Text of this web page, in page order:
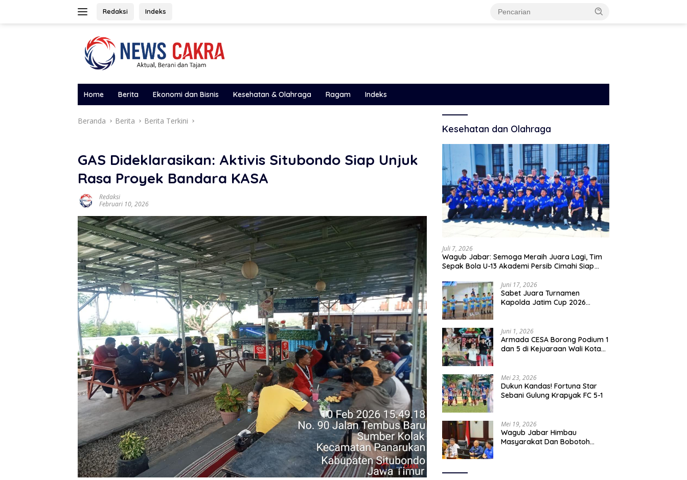
Redaksi Indeks
Home Berita Ekonomi dan Bisnis Kesehatan & Olahraga Ragam Indeks
Beranda Berita Berita Terkini
GAS Dideklarasikan: Aktivis Situbondo Siap Unjuk
Rasa Proyek Bandara KASA
Redaksi
Februari 10, 2026
Kesehatan dan Olahraga
Juli 7, 2026
Wagub Jabar: Semoga Meraih Juara Lagi, Tim
Sepak Bola U-13 Akademi Persib Cimahi Siap
Juni 17, 2026
Sabet Juara Turnamen
Kapolda Jatim Cup 2026
Membanggakan
Juni 1, 2026
Armada CESA Borong Podium 1
dan 5 di Kejuaraan Wali Kota
Mei 23, 2026
Dukun Kandas! Fortuna Star
Sebani Gulung Krapyak FC 5-1
Mei 19, 2026
Wagub Jabar Himbau
Masyarakat Dan Bobotoh